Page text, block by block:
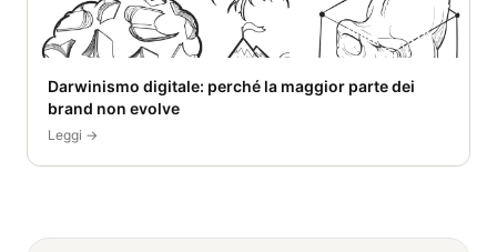
Darwinismo digitale: perché la maggior parte dei
brand non evolve
Leggi →